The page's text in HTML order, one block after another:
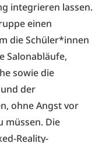
integrieren lassen.
einen
die Schüler*innen
Salonabläufe,
sowie die
der
ohne Angst vor
müssen. Die
Reality-